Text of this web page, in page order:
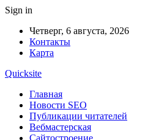
Sign in
Четверг, 6 августа, 2026
Контакты
Карта
Quicksite
Главная
Новости SEO
Публикации читателей
Вебмастерская
Сайтостроение